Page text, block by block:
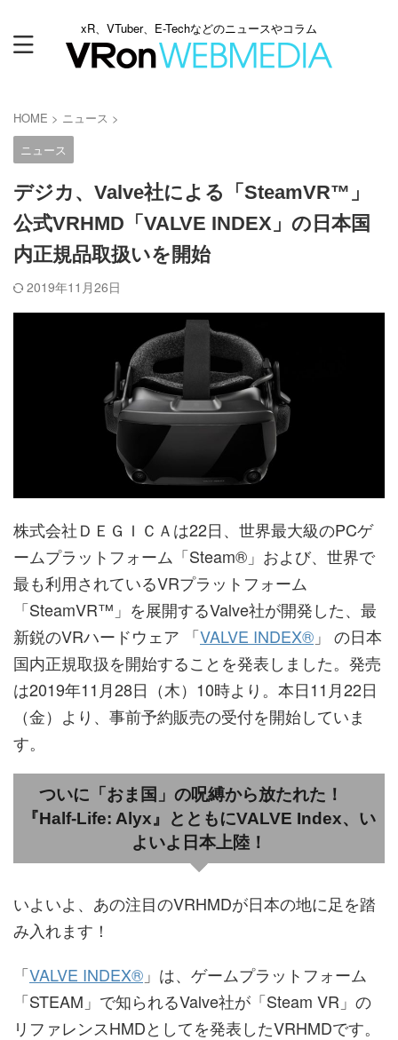
xR、VTuber、E-Techなどのニュースやコラム
HOME > ニュース >
ニュース
デジカ、Valve社による「SteamVR™」
公式VRHMD「VALVE INDEX」の日本国
内正規品取扱いを開始
2019年11月26日
株式会社ＤＥＧＩＣＡは22日、世界最大級のPCゲ
ームプラットフォーム「Steam®」および、世界で
最も利用されているVRプラットフォーム
「SteamVR™」を展開するValve社が開発した、最
新鋭のVRハードウェア 「VALVE INDEX® 」 の日本
国内正規取扱を開始することを発表しました。発売
は2019年11月28日（木）10時より。本日11月22日
（金）より、事前予約販売の受付を開始していま
す。
ついに「おま国」の呪縛から放たれた！
『Half-Life: Alyx』とともにVALVE Index、い
よいよ日本上陸！
いよいよ、あの注目のVRHMDが日本の地に足を踏
み入れます！
「VALVE INDEX® 」は、ゲームプラットフォーム
「STEAM」で知られるValve社が「Steam VR」の
リファレンスHMDとしてを発表したVRHMDです。